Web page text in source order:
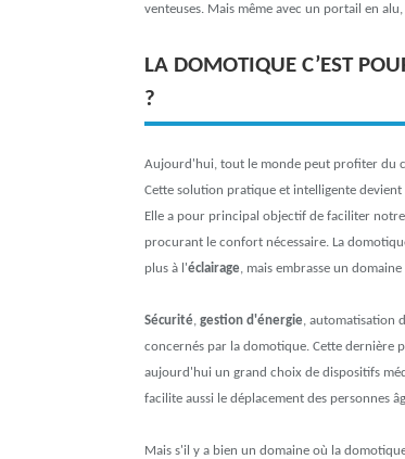
venteuses. Mais même avec un portail en
LA DOMOTIQUE C’EST
?
Aujourd'hui, tout le monde peut profiter du
Cette solution pratique et intelligente devient
Elle a pour principal objectif de faciliter
procurant le confort nécessaire. La
plus à l'éclairage, mais embrasse un domaine
Sécurité, gestion d'énergie, automatisation
concernés par la domotique. Cette dernière
aujourd'hui un grand choix de dispositifs
facilite aussi le déplacement des personnes
Mais s'il y a bien un domaine où la